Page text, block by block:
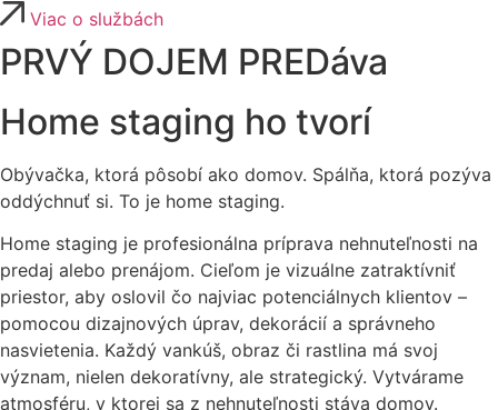
Viac o službách
PRVÝ DOJEM PREDáva
Home staging ho tvorí
Obývačka, ktorá pôsobí ako domov. Spálňa, ktorá pozýva
oddýchnuť si. To je home staging.
Home staging je profesionálna príprava nehnuteľnosti na
predaj alebo prenájom. Cieľom je vizuálne zatraktívniť
priestor, aby oslovil čo najviac potenciálnych klientov –
pomocou dizajnových úprav, dekorácií a správneho
nasvietenia. Každý vankúš, obraz či rastlina má svoj
význam, nielen dekoratívny, ale strategický. Vytvárame
atmosféru, v ktorej sa z nehnuteľnosti stáva domov.